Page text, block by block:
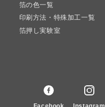
箔の色一覧
印刷方法・特殊加工一覧
箔押し実験室